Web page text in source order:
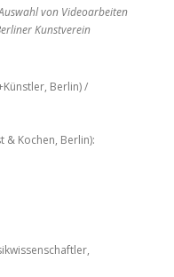
von Videoarbeiten
Kunstverein
Berlin) /
& Kochen, Berlin):